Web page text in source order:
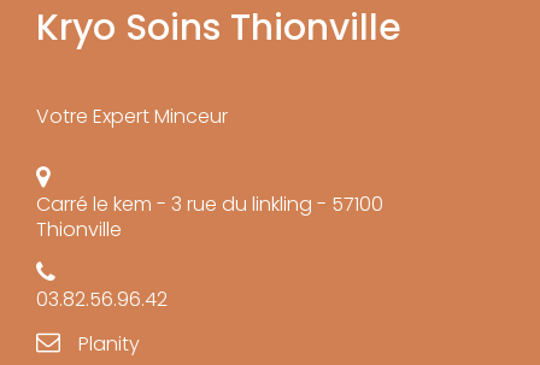
Kryo Soins Thionville
Votre Expert Minceur
Carré le kem - 3 rue du linkling - 57100
Thionville
03.82.56.96.42
Planity